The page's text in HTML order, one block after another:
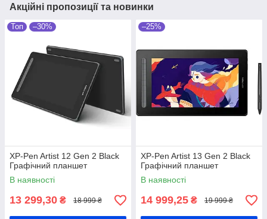
Акційні пропозиції та новинки
Топ –30%
XP-Pen Artist 12 Gen 2 Black
Графічний планшет
В наявності
13 299,30 ₴ 18 999 ₴
–25%
XP-Pen Artist 13 Gen 2 Black
Графічний планшет
В наявності
14 999,25 ₴ 19 999 ₴